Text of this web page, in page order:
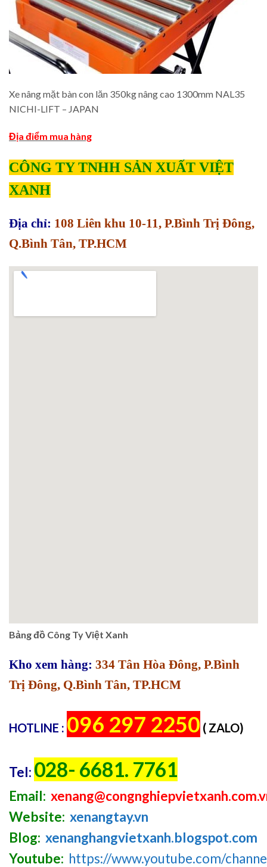
Xe nâng mặt bàn con lăn 350kg nâng cao 1300mm NAL35
NICHI-LIFT – JAPAN
Địa điểm mua hàng
CÔNG TY TNHH SẢN XUẤT VIỆT
XANH
Địa chỉ: 108 Liên khu 10-11, P.Bình Trị Đông,
Q.Bình Tân, TP.HCM
Bảng đồ Công Ty Việt Xanh
Kho xem hàng: 334 Tân Hòa Đông, P.Bình
Trị Đông, Q.Bình Tân, TP.HCM
HOTLINE : 096 297 2250 ( ZALO)
Tel: 028- 6681. 7761
Email:
Website: xenangtay.vn
Blog: xenanghangvietxanh.blogspot.com
Youtube: https://www.youtube.com/